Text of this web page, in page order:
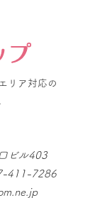
リア対応の
ビル403
411-7286